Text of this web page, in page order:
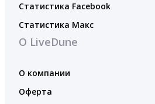
Статистика Facebook
Статистика Макс
О LiveDune
О компании
Оферта